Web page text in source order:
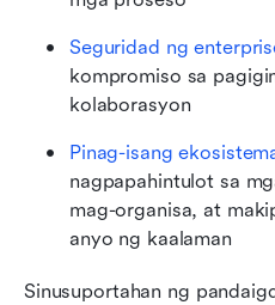
Seguridad ng
kompromiso sa
kolaborasyon
Pinag-isang
nagpapahintulot sa
mag-organisa, at
anyo ng kaalaman
Sinusuportahan ng